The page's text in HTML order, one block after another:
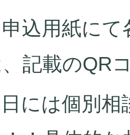
込用紙に
記載のQR
には個別相